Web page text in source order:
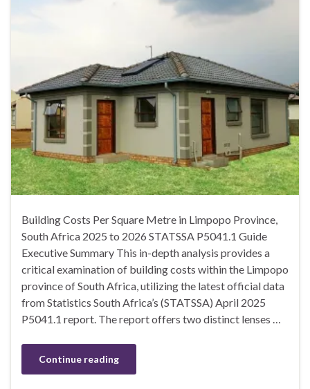
Building Costs Per Square Metre in Limpopo Province,
South Africa 2025 to 2026 STATSSA P5041.1 Guide
Executive Summary This in-depth analysis provides a
critical examination of building costs within the Limpopo
province of South Africa, utilizing the latest official data
from Statistics South Africa’s (STATSSA) April 2025
P5041.1 report. The report offers two distinct lenses …
Continue reading